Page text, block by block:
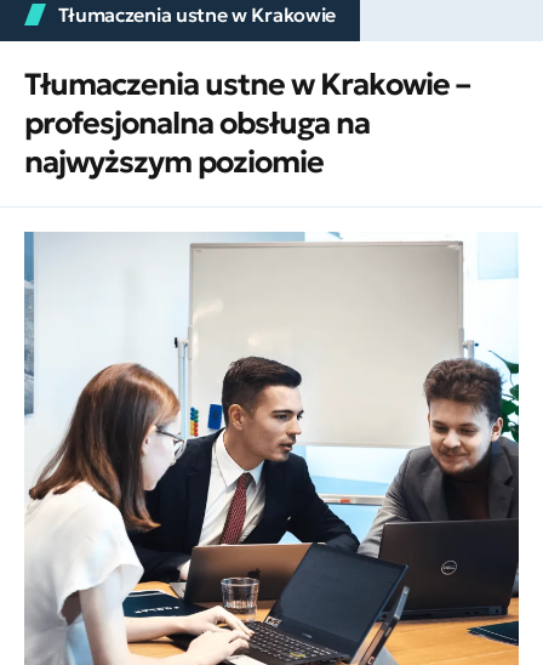
Tłumaczenia ustne w Krakowie
Tłumaczenia ustne w Krakowie –
profesjonalna obsługa na
najwyższym poziomie